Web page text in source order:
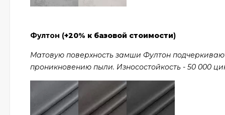
Фултон (+20% к базовой стоимости)
Матовую поверхность замши Фултон
проникновению пыли. Износостойкость - 50 000